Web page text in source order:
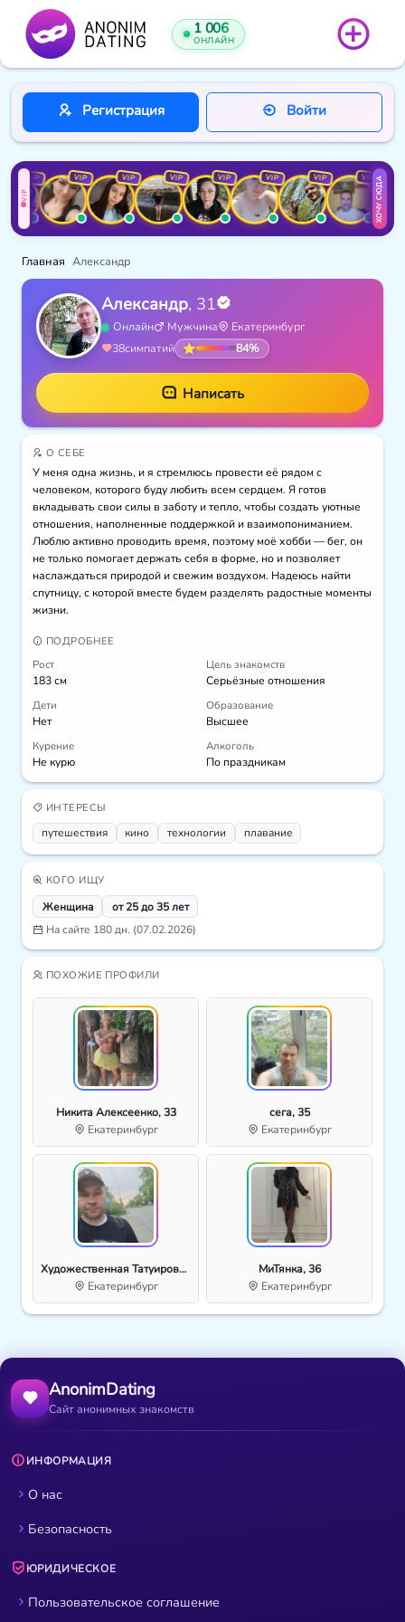
1 006
ОНЛАЙН
Регистрация Войти
VIP
VIP VIP VIP VIP VIP VIP VIP VIPХОЧУ СЮДА
Главная Александр
Александр, 31
Онлайн Мужчина
Екатеринбург
38симпатий 84%
Написать
О СЕБЕ
У меня одна жизнь, и я стремлюсь провести её рядом с
человеком, которого буду любить всем сердцем. Я готов
вкладывать свои силы в заботу и тепло, чтобы создать уютные
отношения, наполненные поддержкой и взаимопониманием.
Люблю активно проводить время, поэтому моё хобби — бег, он
не только помогает держать себя в форме, но и позволяет
наслаждаться природой и свежим воздухом. Надеюсь найти
спутницу, с которой вместе будем разделять радостные моменты
жизни.
ПОДРОБНЕЕ
Рост
183 см
Цель знакомств
Серьёзные отношения
Дети
Нет
Образование
Высшее
Курение
Не курю
Алкоголь
По праздникам
ИНТЕРЕСЫ
путешествия кино технологии плавание
КОГО ИЩУ
Женщина
от 25 до 35 лет
На сайте 180 дн. (07.02.2026)
ПОХОЖИЕ ПРОФИЛИ
Никита Алексеенко, 33
Екатеринбург
сега, 35
Екатеринбург
Художественная Татуировка Екатеринбург, 33
Екатеринбург
МиТянка, 36
Екатеринбург
AnonimDating
Сайт анонимных знакомств
ИНФОРМАЦИЯ
О нас
Безопасность
ЮРИДИЧЕСКОЕ
Пользовательское соглашение